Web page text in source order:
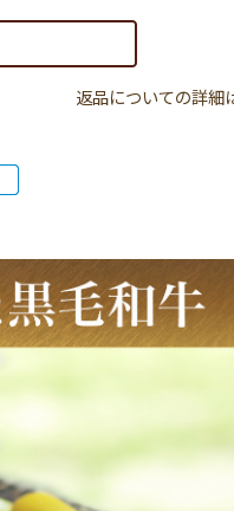
返品についての詳細